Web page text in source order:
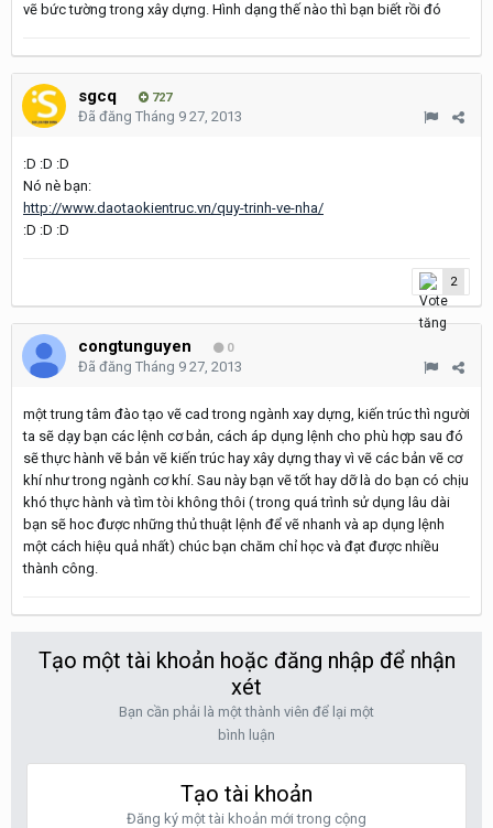
vẽ bức tường trong xây dựng. Hình dạng thế nào thì bạn biết rồi đó
sgcq 727
Đã đăng Tháng 9 27, 2013
:D :D :D
Nó nè bạn:
http://www.daotaokientruc.vn/quy-trinh-ve-nha/
:D :D :D
2
congtunguyen 0
Đã đăng Tháng 9 27, 2013
một trung tâm đào tạo vẽ cad trong ngành xay dựng, kiến trúc thì người
ta sẽ dạy bạn các lệnh cơ bản, cách áp dụng lệnh cho phù hợp sau đó
sẽ thực hành vẽ bản vẽ kiến trúc hay xây dựng thay vì vẽ các bản vẽ cơ
khí như trong ngành cơ khí. Sau này bạn vẽ tốt hay dỡ là do bạn có chịu
khó thực hành và tìm tòi không thôi ( trong quá trình sử dụng lâu dài
bạn sẽ hoc được những thủ thuật lệnh để vẽ nhanh và ap dụng lệnh
một cách hiệu quả nhất) chúc bạn chăm chỉ học và đạt được nhiều
thành công.
Tạo một tài khoản hoặc đăng nhập để nhận
xét
Bạn cần phải là một thành viên để lại một
bình luận
Tạo tài khoản
Đăng ký một tài khoản mới trong cộng